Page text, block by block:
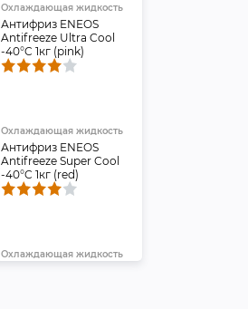
Охлаждающая жидкость
Антифриз ENEOS
Antifreeze Ultra Cool
-40°C 1кг (pink)
Охлаждающая жидкость
Антифриз ENEOS
Antifreeze Super Cool
-40°C 1кг (red)
Охлаждающая жидкость